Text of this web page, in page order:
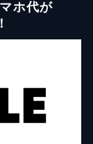
ホ代が